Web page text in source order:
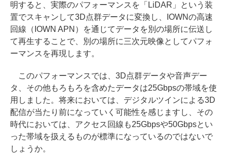
明すると、実際のパフォーマンスを「LiDAR」という装
置でスキャンして3D点群データに変換し、IOWNの高速
回線（IOWN APN）を通じてデータを別の場所に伝送し
て再生することで、別の場所に三次元映像としてパフォ
ーマンスを再現します。
このパフォーマンスでは、3D点群データや音声デー
タ、その他もろもろを含めたデータは25Gbpsの帯域を使
用しました。将来においては、デジタルツインによる3D
配信が当たり前になっていく可能性を感じますし、その
時代においては、アクセス回線も25Gbpsや50Gbpsとい
った帯域を扱えるものが標準になっているのではないで
しょうか。